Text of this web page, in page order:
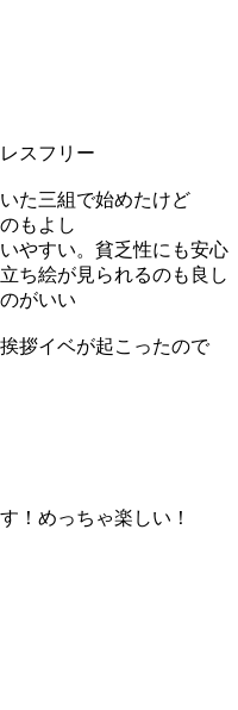
スフリー
た三組で始めたけど
もよし
やすい。貧乏性にも安心
ち絵が見られるのも良し
がいい
拶イベが起こったので
！めっちゃ楽しい！